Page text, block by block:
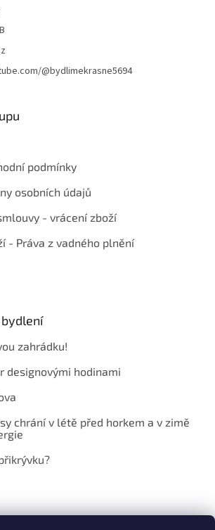
@bydlimekrasne5694
podmínky
osobních údajů
- vrácení zboží
- Práva z vadného plnění
zahrádku!
designovými hodinami
chrání v létě před horkem a v zimě